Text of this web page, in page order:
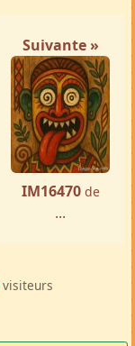
Suivante »
IM16470 de
...
visiteurs